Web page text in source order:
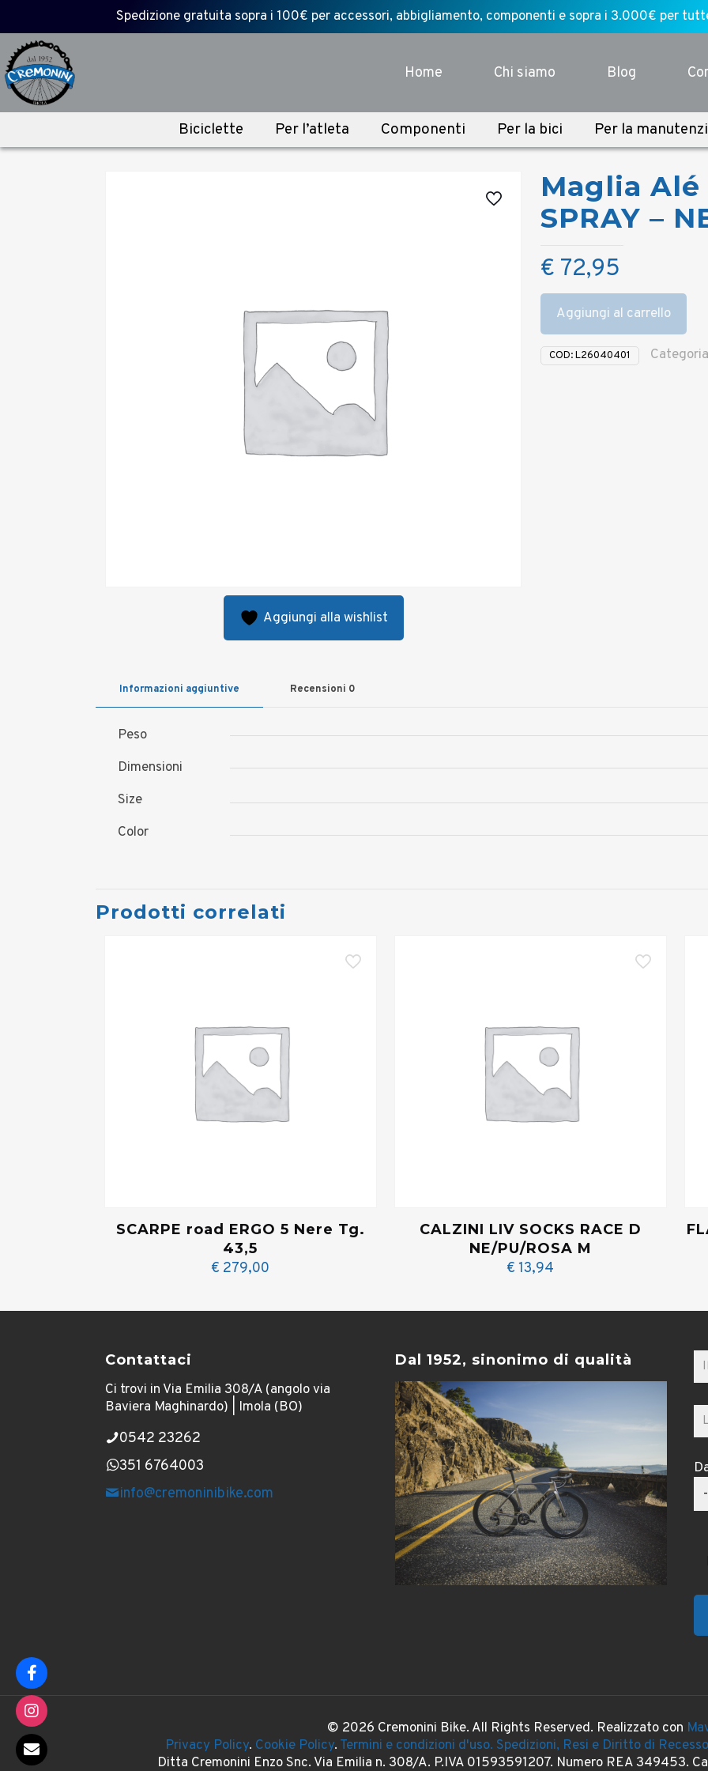
Spedizione gratuita sopra i 100€ per accessori, abbigliamento, componenti e sopra i 3.000€ per
Home Chi siamo Blog
Biciclette Per l’atleta Componenti Per la bici Per la
Aggiungi alla wishlist
Maglia
SPRAY –
€ 72,95
Aggiungi al carrello
COD:L26040401
Informazioni aggiuntive Recensioni 0
Peso
Dimensioni
Size
Color
Prodotti correlati
SCARPE road ERGO 5 Nere Tg.
43,5
€ 279,00
CALZINI LIV SOCKS RACE D
NE/PU/ROSA M
€ 13,94
Contattaci
Ci trovi in Via Emilia 308/A (angolo via
Baviera Maghinardo) | Imola (BO)
0542 23262
351 6764003
info@cremoninibike.com
Dal 1952, sinonimo di qualità
© 2026 Cremonini Bike. All Rights Reserved. Realizzato con
Privacy Policy. Cookie Policy. Termini e condizioni d'uso. Spedizioni, Resi e Diritto di Recesso
Ditta Cremonini Enzo Snc. Via Emilia n. 308/A. P.IVA 01593591207. Numero REA 349453.